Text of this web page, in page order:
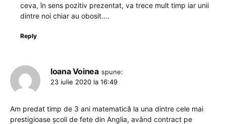
ceva, în sens pozitiv prezentat, va trece mult timp iar unii
dintre noi chiar au obosit….
Reply
Ioana Voinea spune:
23 iulie 2020 la 16:49
Am predat timp de 3 ani matematică la una dintre cele mai
prestigioase școli de fete din Anglia, având contract pe